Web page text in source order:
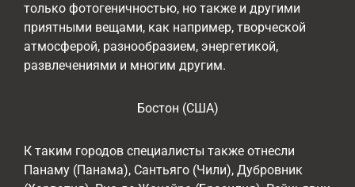
только фотогеничностью, но также и другими
приятными вещами, как например, творческой
атмосферой, разнообразием, энергетикой,
развлечениями и многим другим.
Бостон (США)
К таким городов специалисты также отнесли
Панаму (Панама), Сантьяго (Чили), Дубровник